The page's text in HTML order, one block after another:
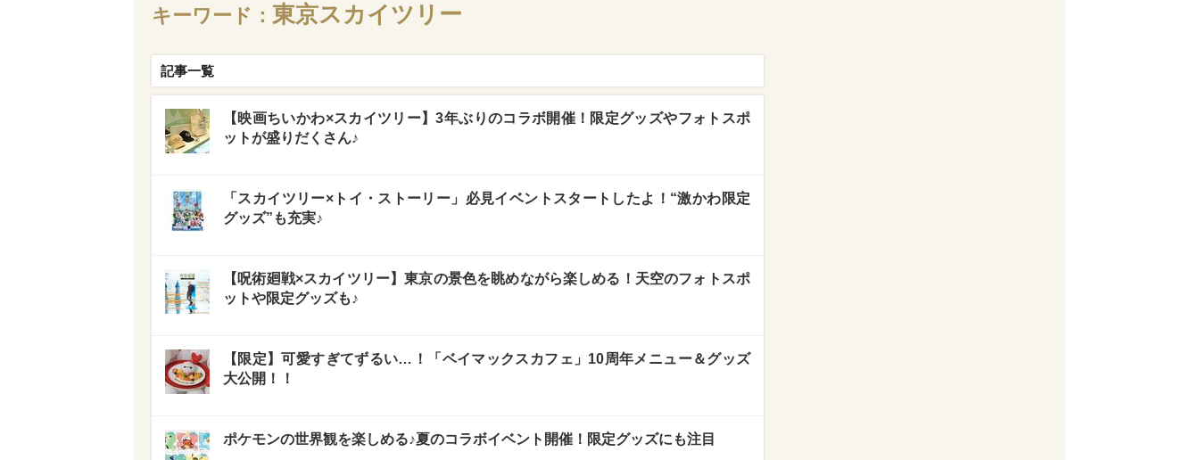
キーワード： 東京スカイツリー
記事一覧
【映画ちいかわ×スカイツリー】3年ぶりのコラボ開催！限定グッズやフォトスポ
ットが盛りだくさん♪
「スカイツリー×トイ・ストーリー」必見イベントスタートしたよ！“激かわ限定
グッズ”も充実♪
【呪術廻戦×スカイツリー】東京の景色を眺めながら楽しめる！天空のフォトスポ
ットや限定グッズも♪
【限定】可愛すぎてずるい…！「ベイマックスカフェ」10周年メニュー＆グッズ
大公開！！
ポケモンの世界観を楽しめる♪夏のコラボイベント開催！限定グッズにも注目